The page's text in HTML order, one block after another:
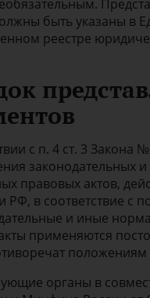
быть указаны в
реестре
с п. 4 ст. 3 Закона
законодательных
правовых актов,
РФ, в соответствие с
и иные
применяются
органы в